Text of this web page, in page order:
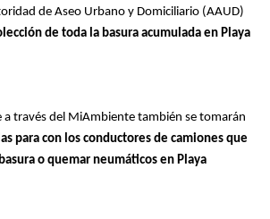
de Aseo Urbano y Domiciliario (AAUD)
de toda la basura acumulada en Playa
a través del MiAmbiente también se tomarán
para con los conductores de camiones que
o quemar neumáticos en Playa